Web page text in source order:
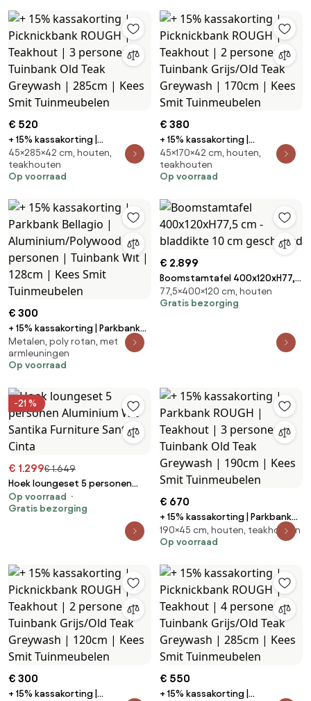
€ 520
+ 15% kassakorting |
Picknickbank ROUGH | Teakhout
| 3 personen | Tuinbank Old Teak
Greywash | 285cm | Kees Smit
45×285×42 cm, houten,
teakhouten
Op voorraad
€ 380
+ 15% kassakorting |
Picknickbank ROUGH | Teakhout
| 2 personen | Tuinbank
Grijs/Old Teak Greywash |
45×170×42 cm, houten,
teakhouten
Op voorraad
€ 300
+ 15% kassakorting | Parkbank
Bellagio | Aluminium/Polywood |
2 personen | Tuinbank Wit |
128cm | Kees Smit Tuinmeubelen
Metalen, poly rotan, met
armleuningen
Op voorraad
€ 2.899
Boomstamtafel 400x120xH77,5
cm - bladdikte 10 cm
geschoord
77,5×400×120 cm, houten
Gratis bezorging
-21 %
€ 1.299€ 1.649
Hoek loungeset 5 personen
Aluminium Wit Santika Furniture
Santika Cinta
Op voorraad
Gratis bezorging
€ 670
+ 15% kassakorting | Parkbank
ROUGH | Teakhout | 3 personen |
Tuinbank Old Teak Greywash |
190×45 cm, houten, teakhouten
Op voorraad
€ 300
+ 15% kassakorting |
€ 550
+ 15% kassakorting |